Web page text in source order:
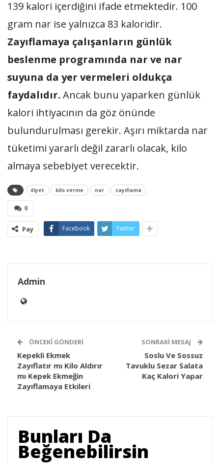
139 kalori içerdiğini ifade etmektedir. 100
gram nar ise yalnızca 83 kaloridir.
Zayıflamaya çalışanların günlük
beslenme programında nar ve nar
suyuna da yer vermeleri oldukça
faydalıdır. Ancak bunu yaparken günlük
kalori ihtiyacının da göz önünde
bulundurulması gerekir. Aşırı miktarda nar
tüketimi yararlı değil zararlı olacak, kilo
almaya sebebiyet verecektir.
diyet kilo verme nar zayıflama
0
Pay Facebook Twitter
Admin
ÖNCEKI GÖNDERI
Kepekli Ekmek
Zayıflatır mı Kilo Aldırır
mı Kepek Ekmeğin
Zayıflamaya Etkileri
SONRAKI MESAJ
Soslu Ve Sossuz
Tavuklu Sezar Salata
Kaç Kalori Yapar
Bunları Da
Beğenebilirsin